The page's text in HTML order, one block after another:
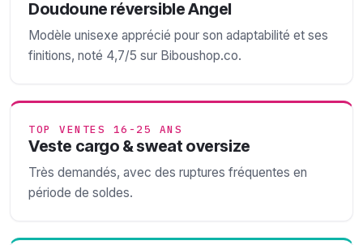
Doudoune réversible Angel
Modèle unisexe apprécié pour son adaptabilité et ses
finitions, noté 4,7/5 sur Biboushop.co.
TOP VENTES 16-25 ANS
Veste cargo & sweat oversize
Très demandés, avec des ruptures fréquentes en
période de soldes.